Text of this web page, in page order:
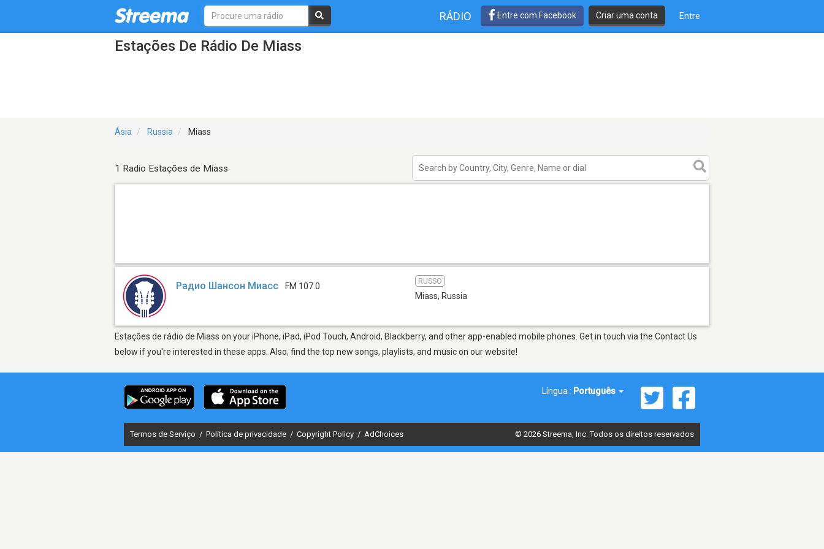
RÁDIO Entre com Facebook Criar uma conta Entre
Estações De Rádio De Miass
Ásia Russia Miass
1 Radio Estações de Miass
Радио Шансон Миасс FM 107.0
RUSSO
Miass, Russia
Estações de rádio de Miass on your iPhone, iPad, iPod Touch, Android, Blackberry, and other app-enabled mobile phones. Get in touch via the Contact Us
below if you're interested in these apps. Also, find the top new songs, playlists, and music on our website!
Língua : Português
Termos de Serviço / Política de privacidade / Copyright Policy / AdChoices © 2026 Streema, Inc. Todos os direitos reservados